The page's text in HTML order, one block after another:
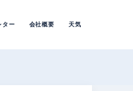
ター 会社概要 天気